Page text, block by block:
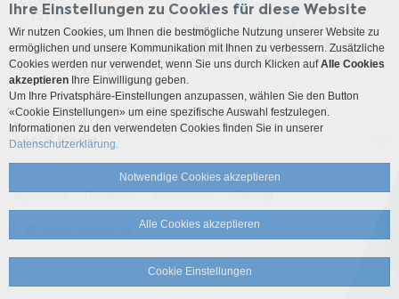
Social Media
Impressum Disclaimer Datenschutz Sitemap
Ihre Einstellungen zu Cookies für diese Website
Wir nutzen Cookies, um Ihnen die bestmögliche Nutzung unserer Website zu
ermöglichen und unsere Kommunikation mit Ihnen zu verbessern. Zusätzliche
Cookies werden nur verwendet, wenn Sie uns durch Klicken aufAlle Cookies
akzeptieren Ihre Einwilligung geben.
Um Ihre Privatsphäre-Einstellungen anzupassen, wählen Sie den Button
«Cookie Einstellungen» um eine spezifische Auswahl festzulegen.
Informationen zu den verwendeten Cookies finden Sie in unserer
Datenschutzerklärung.
Notwendige Cookies akzeptieren
Alle Cookies akzeptieren
Cookie Einstellungen